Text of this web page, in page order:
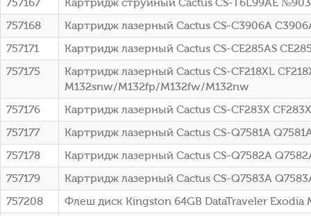
757168
Картридж лазерный Cactus CS-C3906A
757171
Картридж лазерный Cactus CS-CE285AS
757175
Картридж лазерный Cactus CS-CF218XL
M132snw/M132fp/M132fw/M132nw
757176
Картридж лазерный Cactus CS-CF283X
757177
Картридж лазерный Cactus CS-Q7581A
757178
Картридж лазерный Cactus CS-Q7582A
757179
Картридж лазерный Cactus CS-Q7583A
757208
Флеш диск Kingston 64GB DataTraveler